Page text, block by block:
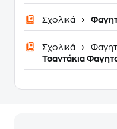
Σχολικά
Σχολικά
Τσαντάκια